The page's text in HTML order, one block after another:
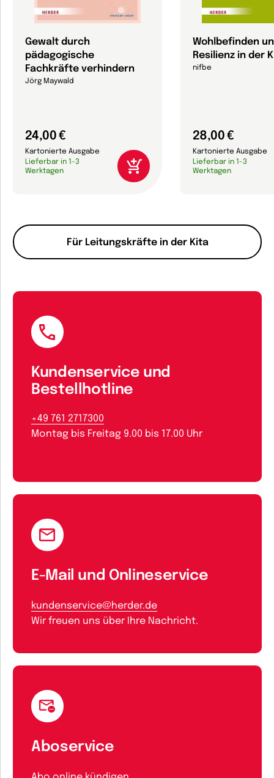
Für Leitungskräfte in der Kita
Gewalt durch
pädagogische
Fachkräfte verhindern
Jörg Maywald
24,00 €
Kartonierte Ausgabe
Lieferbar in 1-3
Werktagen
Wohlbefinden
Resilienz in der
nifbe
28,00 €
Kartonierte Ausgabe
Lieferbar in 1-3
Werktagen
Kundenservice und
Bestellhotline
+49 761 2717300
Montag bis Freitag 9.00 bis 17.00 Uhr
E-Mail und Onlineservice
kundenservice@herder.de
Wir freuen uns über Ihre Nachricht.
Aboservice